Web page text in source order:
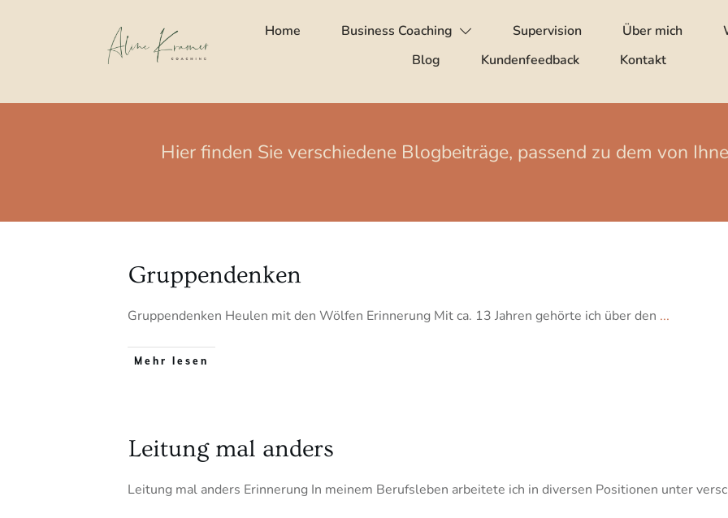
Home Business Coaching Supervision Über mich
Blog
Kundenfeedback Kontakt
Hier finden Sie verschiedene Blogbeiträge, passend zu dem von
Gruppendenken
Gruppendenken Heulen mit den Wölfen Erinnerung Mit ca. 13 Jahren gehörte ich über den ...
Mehr lesen
Leitung mal anders
Leitung mal anders Erinnerung In meinem Berufsleben arbeitete ich in diversen Positionen unter